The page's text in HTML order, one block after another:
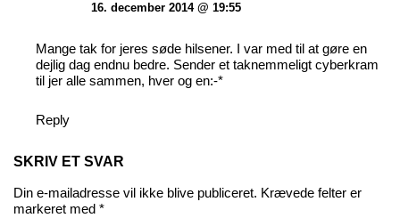
16. december 2014 @ 19:55
Mange tak for jeres søde hilsener. I var med til at gøre en
dejlig dag endnu bedre. Sender et taknemmeligt cyberkram
til jer alle sammen, hver og en:-*
Reply
SKRIV ET SVAR
Din e-mailadresse vil ikke blive publiceret. Krævede felter er
markeret med *